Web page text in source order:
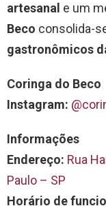
artesanal e um
Beco consolida-
gastronômicos
Coringa do Beco
Instagram:
Informações
Endereço: Rua
Paulo – SP
Horário de